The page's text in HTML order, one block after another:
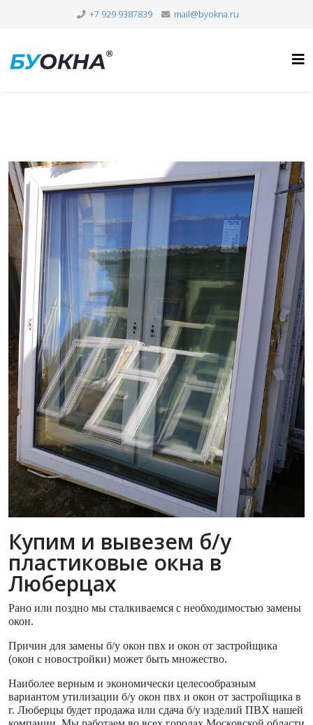
+7 929 9387839 mail@byokna.ru
Купим и вывезем б/у
пластиковые окна в
Люберцах
Рано или поздно мы сталкиваемся с необходимостью замены
окон.
Причин для замены б/у окон пвх и окон от застройщика
(окон с новостройки) может быть множество.
Наиболее верным и экономически целесообразным
вариантом утилизации б/у окон пвх и окон от застройщика в
г. Люберцы будет продажа или сдача б/у изделий ПВХ нашей